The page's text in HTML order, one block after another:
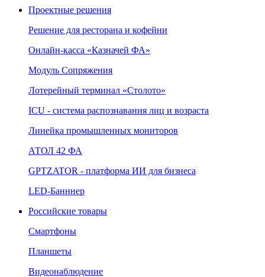
Проектные решения
Решение для ресторана и кофейни
Онлайн‑касса «Казначей ФА»
Модуль Сопряжения
Лотерейный терминал «Столото»
ICU - система распознавания лиц и возраста
Линейка промышленных мониторов
АТОЛ 42 ФА
GPTZATOR - платформа ИИ для бизнеса
LED-Банннер
Российские товары
Смартфоны
Планшеты
Видеонаблюдение